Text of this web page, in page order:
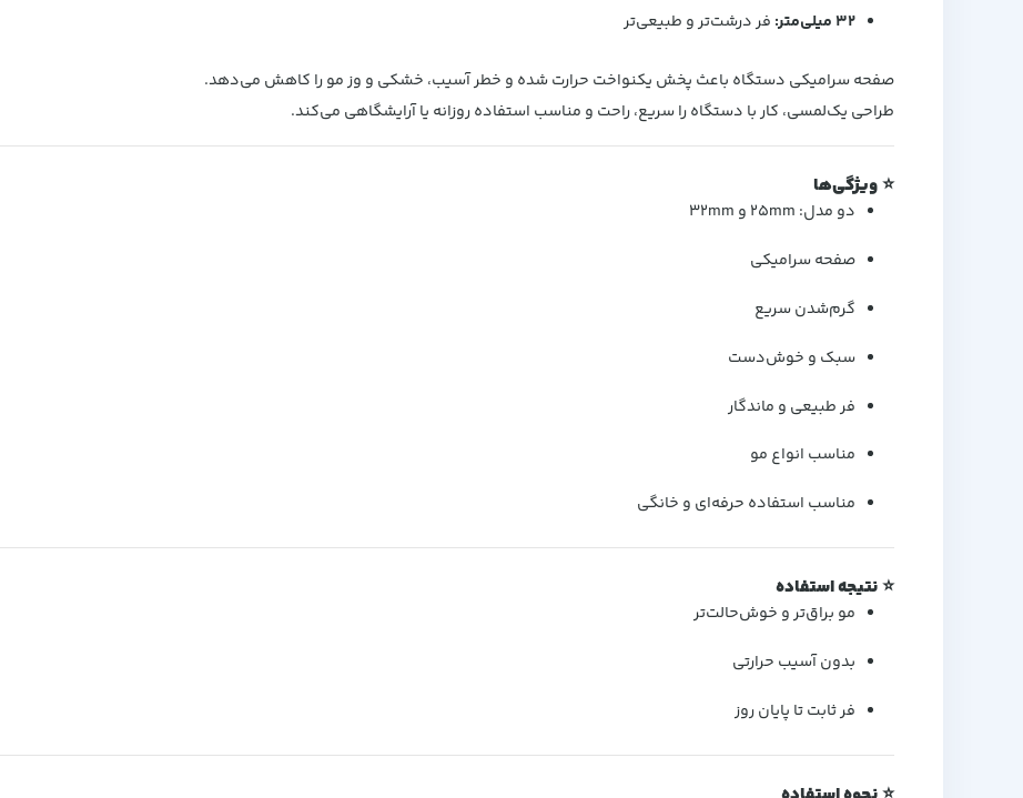
۳۲ میلی‌متر:
فر درشت‌تر و طبیعی‌تر
صفحه سرامیکی دستگاه باعث پخش یکنواخت حرارت شده و خطر آسیب، خشکی و وز مو را کاهش می‌دهد.
طراحی یک‌لمسی، کار با دستگاه را سریع، راحت و مناسب استفاده روزانه یا آرایشگاهی می‌کند.
⭐ویژگی‌ها
دو مدل: ۲۵mm و ۳۲mm
صفحه سرامیکی
گرم‌شدن سریع
سبک و خوش‌دست
فر طبیعی و ماندگار
مناسب انواع مو
مناسب استفاده حرفه‌ای و خانگی
⭐نتیجه استفاده
مو براق‌تر و خوش‌حالت‌تر
بدون آسیب حرارتی
فر ثابت تا پایان روز